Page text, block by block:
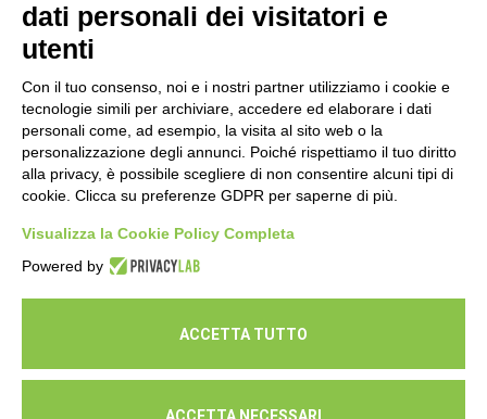
16 Luglio 2026
dati personali dei visitatori e
utenti
Con il tuo consenso, noi e i nostri partner utilizziamo i cookie e
tecnologie simili per archiviare, accedere ed elaborare i dati
personali come, ad esempio, la visita al sito web o la
personalizzazione degli annunci. Poiché rispettiamo il tuo diritto
alla privacy, è possibile scegliere di non consentire alcuni tipi di
cookie. Clicca su preferenze GDPR per saperne di più.
Visualizza la Cookie Policy Completa
Powered by
ACCETTA TUTTO
ACCETTA NECESSARI